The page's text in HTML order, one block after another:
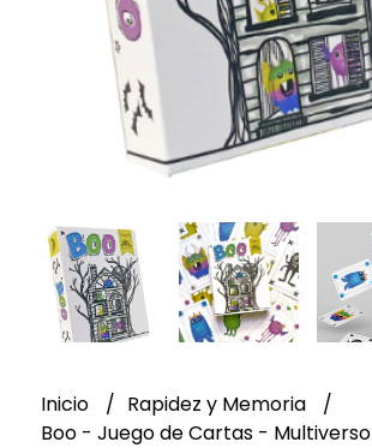
Inicio
Rapidez y Memoria
Boo - Juego de Cartas - Multiverso